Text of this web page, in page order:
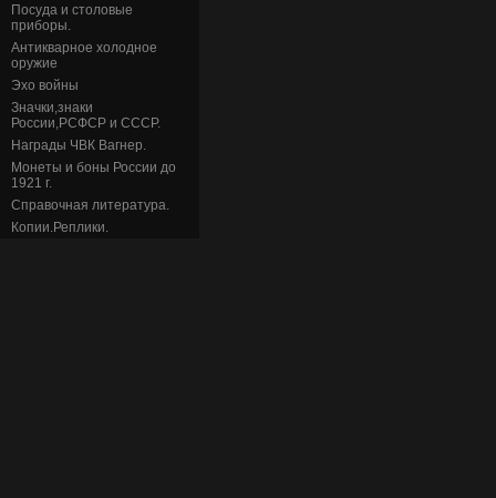
Посуда и столовые
приборы.
Антикварное холодное
оружие
Эхо войны
Значки,знаки
России,РСФСР и СССР.
Награды ЧВК Вагнер.
Монеты и боны России до
1921 г.
Справочная литература.
Копии.Реплики.